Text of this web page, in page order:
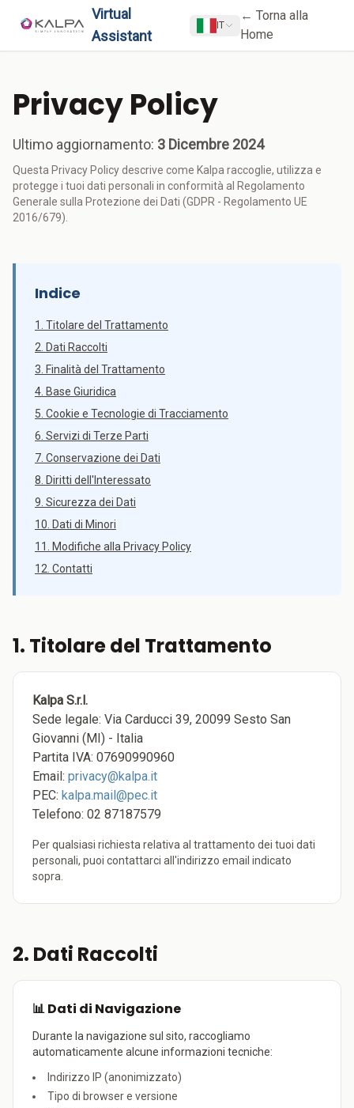
Virtual
Assistant
IT
← Torna alla
Home
Privacy Policy
Ultimo aggiornamento: 3 Dicembre 2024
Questa Privacy Policy descrive come Kalpa raccoglie, utilizza e
protegge i tuoi dati personali in conformità al Regolamento
Generale sulla Protezione dei Dati (GDPR - Regolamento UE
2016/679).
Indice
1. Titolare del Trattamento
2. Dati Raccolti
3. Finalità del Trattamento
4. Base Giuridica
5. Cookie e Tecnologie di Tracciamento
6. Servizi di Terze Parti
7. Conservazione dei Dati
8. Diritti dell'Interessato
9. Sicurezza dei Dati
10. Dati di Minori
11. Modifiche alla Privacy Policy
12. Contatti
1. Titolare del Trattamento
Kalpa S.r.l.
Sede legale: Via Carducci 39, 20099 Sesto San
Giovanni (MI) - Italia
Partita IVA: 07690990960
Email: privacy@kalpa.it
PEC: kalpa.mail@pec.it
Telefono: 02 87187579
Per qualsiasi richiesta relativa al trattamento dei tuoi dati
personali, puoi contattarci all'indirizzo email indicato
sopra.
2. Dati Raccolti
📊 Dati di Navigazione
Durante la navigazione sul sito, raccogliamo
automaticamente alcune informazioni tecniche:
Indirizzo IP (anonimizzato)
Tipo di browser e versione